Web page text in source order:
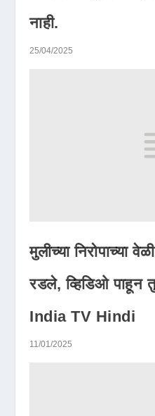
नाही.
25/04/2025
मुलीच्या निरोपाच्या
रडले, व्हिडिओ पाहून
India TV Hindi
11/01/2025